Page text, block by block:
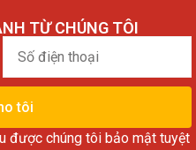
TỪ CHÚNG TÔI
điện
thoại
tôi
được chúng tôi bảo mật tuyệt